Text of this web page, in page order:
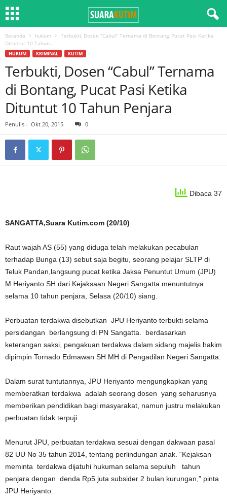
Beranda hukum
Terbukti, Dosen “Cabul” Ternama di Bontang, Pucat Pasi Ketika
Dituntut 10 Tahun...
HUKUM KRIMINAL KUTIM
Terbukti, Dosen “Cabul” Ternama
di Bontang, Pucat Pasi Ketika
Dituntut 10 Tahun Penjara
Penulis - Okt 20, 2015 0
Dibaca 37
SANGATTA,Suara Kutim.com (20/10)
Raut wajah AS (55) yang diduga telah melakukan pecabulan
terhadap Bunga (13) sebut saja begitu, seorang pelajar SLTP di
Teluk Pandan,langsung pucat ketika Jaksa Penuntut Umum (JPU)
M Heriyanto SH dari Kejaksaan Negeri Sangatta menuntutnya
selama 10 tahun penjara, Selasa (20/10) siang.
Perbuatan terdakwa disebutkan JPU Heriyanto terbukti selama
persidangan berlangsung di PN Sangatta. berdasarkan
keterangan saksi, pengakuan terdakwa dalam sidang majelis hakim
dipimpin Tornado Edmawan SH MH di Pengadilan Negeri Sangatta.
Dalam surat tuntutannya, JPU Heriyanto mengungkapkan yang
memberatkan terdakwa adalah seorang dosen yang seharusnya
memberikan pendidikan bagi masyarakat, namun justru melakukan
perbuatan tidak terpuji.
Menurut JPU, perbuatan terdakwa sesuai dengan dakwaan pasal
82 UU No 35 tahun 2014, tentang perlindungan anak. “Kejaksan
meminta terdakwa dijatuhi hukuman selama sepuluh tahun
penjara dengan denda Rp5 juta subsider 2 bulan kurungan,” pinta
JPU Heriyanto.